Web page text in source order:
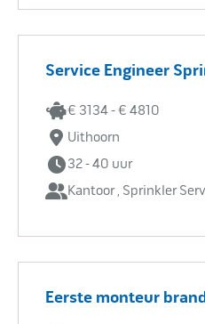
Service Engineer
€ 3134 - € 4810
Uithoorn
32 - 40 uur
Kantoor , Sprinkler
Eerste monteur